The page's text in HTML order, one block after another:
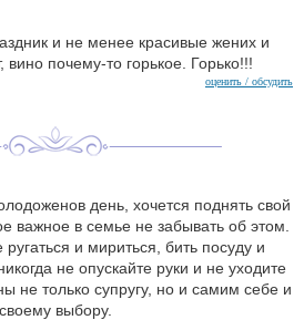
и не менее красивые жених и
вино почему-то горькое. Горько!!!
оценить / обсудить
день, хочется поднять свой
важное в семье не забывать об этом.
и мириться, бить посуду и
не опускайте руки и не уходите
не только супругу, но и самим себе и
своему выбору.